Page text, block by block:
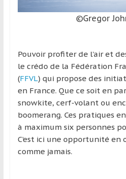
d’un
pays
d’une
région
©Gregor
Pouvoir profiter de l’air et
le crédo de la Fédération
(FFVL) qui propose des
en France. Que ce soit en
snowkite, cerf-volant ou
boomerang. Ces pratiques
à maximum six personnes
C’est ici une opportunité en
comme jamais.